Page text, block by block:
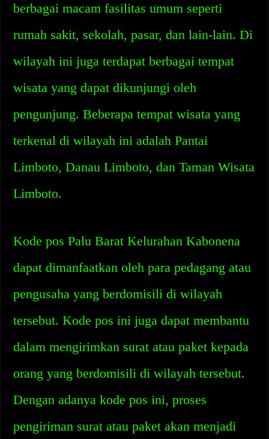
berbagai macam fasilitas umum seperti
rumah sakit, sekolah, pasar, dan lain-lain. Di
wilayah ini juga terdapat berbagai tempat
wisata yang dapat dikunjungi oleh
pengunjung. Beberapa tempat wisata yang
terkenal di wilayah ini adalah Pantai
Limboto, Danau Limboto, dan Taman Wisata
Limboto.
Kode pos Palu Barat Kelurahan Kabonena
dapat dimanfaatkan oleh para pedagang atau
pengusaha yang berdomisili di wilayah
tersebut. Kode pos ini juga dapat membantu
dalam mengirimkan surat atau paket kepada
orang yang berdomisili di wilayah tersebut.
Dengan adanya kode pos ini, proses
pengiriman surat atau paket akan menjadi